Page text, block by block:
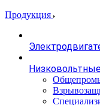
Продукция